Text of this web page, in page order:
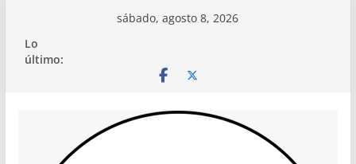
contenido
sábado, agosto 8, 2026
Lo
último: